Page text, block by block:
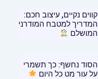
קווים נקיים, עיצוב חכם:
המדריך למטבח המודרני
המושלם
הסוד נחשף: כך תשמרי
על עור מט כל היום